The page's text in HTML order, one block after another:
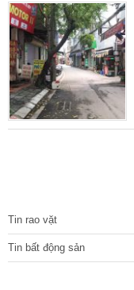
Tin rao vặt
Tin bất động sản